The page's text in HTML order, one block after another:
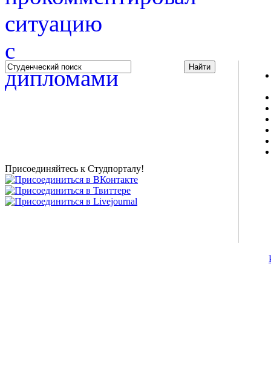
Studportal.net.ua - неофициальный студенческий сайт
Присоединяйтесь к Студпорталу!